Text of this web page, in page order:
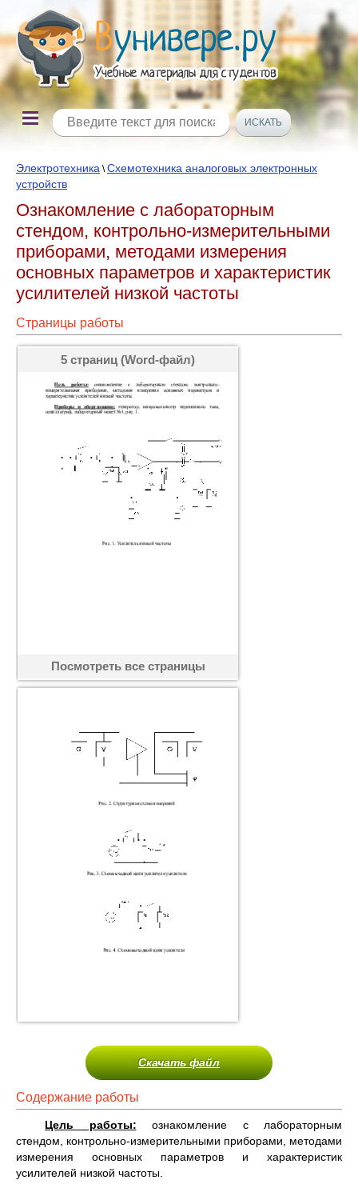
Электротехника \Схемотехника аналоговых электронных
устройств
Ознакомление с лабораторным
стендом, контрольно-измерительными
приборами, методами измерения
основных параметров и характеристик
усилителей низкой частоты
Страницы работы
5 страниц (Word-файл)
Посмотреть все страницы
Скачать файл
Содержание работы
Цель работы: ознакомление с лабораторным
стендом, контрольно-измерительными приборами, методами
измерения основных параметров и характеристик
усилителей низкой частоты.